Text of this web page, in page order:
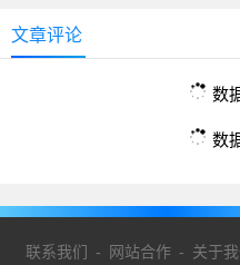
文章评论
数
数
联系我们 - 网站合作- 关于